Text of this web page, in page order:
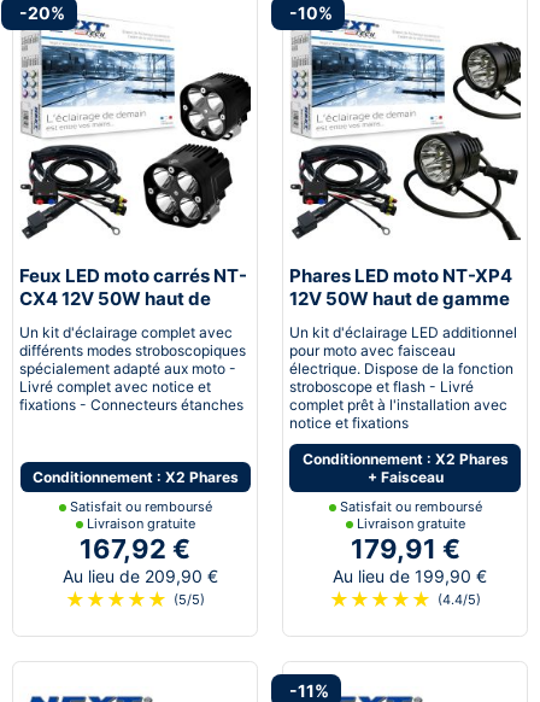
-20%
Feux LED moto carrés NT-
CX4 12V 50W haut de
gamme noir avec câbles
Un kit d'éclairage complet avec
différents modes stroboscopiques
spécialement adapté aux moto -
Livré complet avec notice et
fixations - Connecteurs étanches
Conditionnement : X2 Phares
Satisfait ou remboursé
Livraison gratuite
167,92 €
Au lieu de 209,90 €
★ ★ ★ ★ ★ (5/5)
-10%
Phares LED moto NT-XP4
12V 50W haut de gamme
noir avec câbles
Un kit d'éclairage LED additionnel
pour moto avec faisceau
électrique. Dispose de la fonction
stroboscope et flash - Livré
complet prêt à l'installation avec
notice et fixations
Conditionnement : X2 Phares
+ Faisceau
Satisfait ou remboursé
Livraison gratuite
179,91 €
Au lieu de 199,90 €
★ ★ ★ ★ ★ (4.4/5)
-11%